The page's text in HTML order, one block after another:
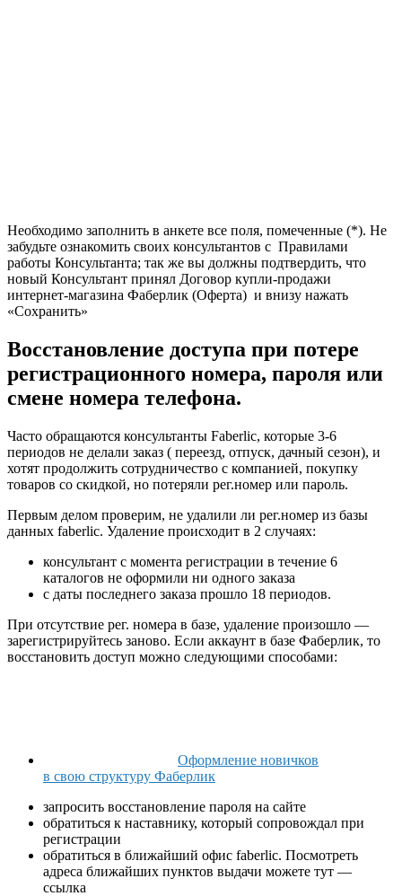
Необходимо заполнить в анкете все поля, помеченные (*). Не
забудьте ознакомить своих консультантов с Правилами
работы Консультанта; так же вы должны подтвердить, что
новый Консультант принял Договор купли-продажи
интернет-магазина Фаберлик (Оферта) и внизу нажать
«Сохранить»
Восстановление доступа при потере
регистрационного номера, пароля или
смене номера телефона.
Часто обращаются консультанты Faberlic, которые 3-6
периодов не делали заказ ( переезд, отпуск, дачный сезон), и
хотят продолжить сотрудничество с компанией, покупку
товаров со скидкой, но потеряли рег.номер или пароль.
Первым делом проверим, не удалили ли рег.номер из базы
данных faberlic. Удаление происходит в 2 случаях:
консультант с момента регистрации в течение 6
каталогов не оформили ни одного заказа
с даты последнего заказа прошло 18 периодов.
При отсутствие рег. номера в базе, удаление произошло —
зарегистрируйтесь заново. Если аккаунт в базе Фаберлик, то
восстановить доступ можно следующими способами:
Оформление новичков
в свою структуру Фаберлик
запросить восстановление пароля на сайте
обратиться к наставнику, который сопровождал при
регистрации
обратиться в ближайший офис faberlic. Посмотреть
адреса ближайших пунктов выдачи можете тут —
ссылка